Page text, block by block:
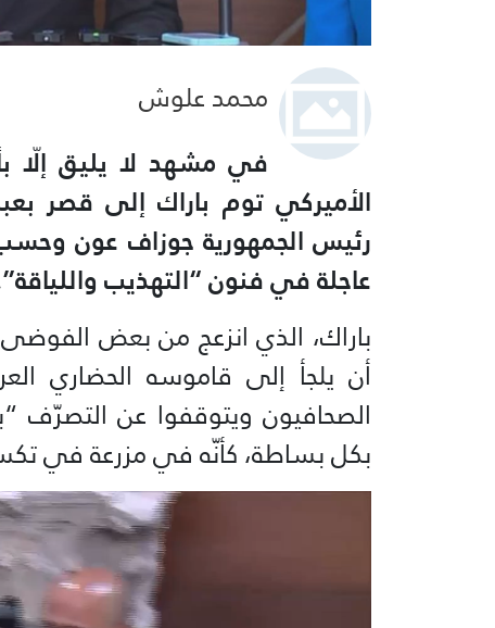
محمد علوش
في مشهد لا يليق إلّا
الأميركي توم باراك إلى قصر
رئيس الجمهورية جوزاف عون
عاجلة في فنون “التهذيب
باراك، الذي انزعج من بعض
أن يلجأ إلى قاموسه الحضاري
الصحافيون ويتوقفوا عن
بكل بساطة، كأنّه في مزرعة في